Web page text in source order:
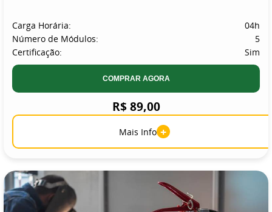
Carga Horária:
04h
Número de Módulos:
5
Certificação:
Sim
COMPRAR AGORA
R$ 89,00
Mais Info +